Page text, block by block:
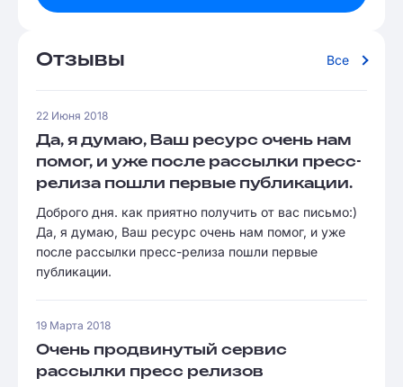
Отзывы Все
22 Июня 2018
Да, я думаю, Ваш ресурс очень нам
помог, и уже после рассылки пресс-
релиза пошли первые публикации.
Доброго дня. как приятно получить от вас письмо:)
Да, я думаю, Ваш ресурс очень нам помог, и уже
после рассылки пресс-релиза пошли первые
публикации.
19 Марта 2018
Очень продвинутый сервис
рассылки пресс релизов